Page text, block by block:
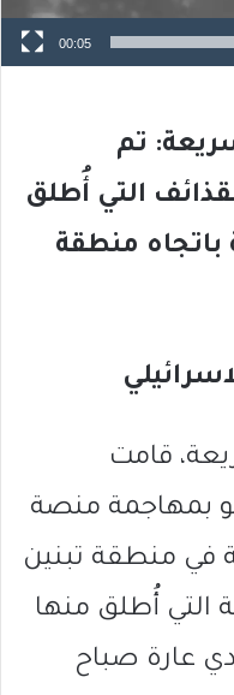
00:05
تم
التي أُطلق
باتجاه منطقة
قامت
بمهاجمة منصة
في منطقة تبنين
التي أُطلق منها
عارة صباح